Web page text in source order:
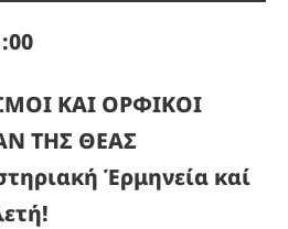
ΚΑΙ ΟΡΦΙΚΟΙ
ΤΗΣ ΘΕΑΣ
Ἑρμηνεία καί